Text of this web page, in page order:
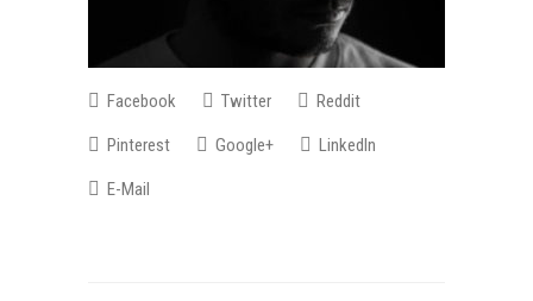
Facebook Twitter Reddit
Pinterest Google+ LinkedIn
E-Mail